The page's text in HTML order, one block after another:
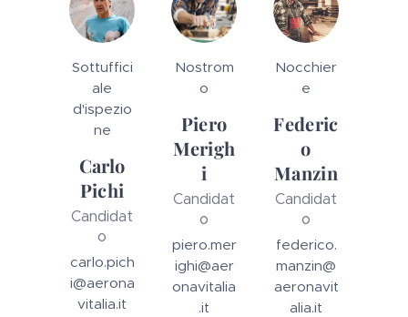
Sottuffici
ale
d'ispezio
ne
Carlo
Pichi
Candidat
o
carlo.pich
i@aerona
vitalia.it
Nostrom
o
Piero
Merigh
i
Candidat
o
piero.mer
ighi@aer
onavitalia
.it
Nocchier
e
Federic
o
Manzin
Candidat
o
federico.
manzin@
aeronavit
alia.it